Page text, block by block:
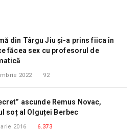
din Târgu Jiu și-a prins fiica în
făcea sex cu profesorul de
2022 92
ascunde Remus Novac,
soț al Olguței Berbec
2016 6.373